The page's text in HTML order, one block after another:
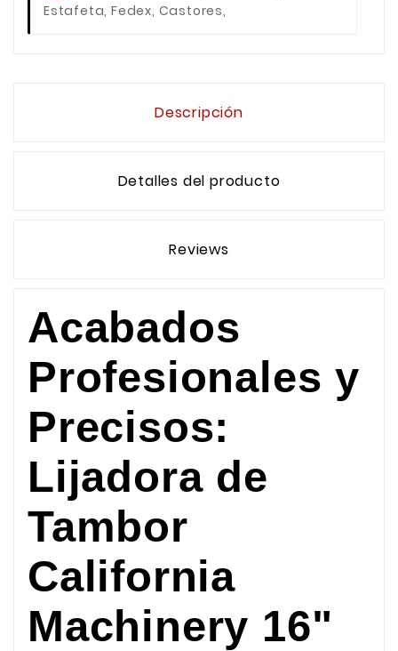
Estafeta, Fedex, Castores,
Descripción
Detalles del producto
Reviews
Acabados
Profesionales y
Precisos:
Lijadora de
Tambor
California
Machinery 16"